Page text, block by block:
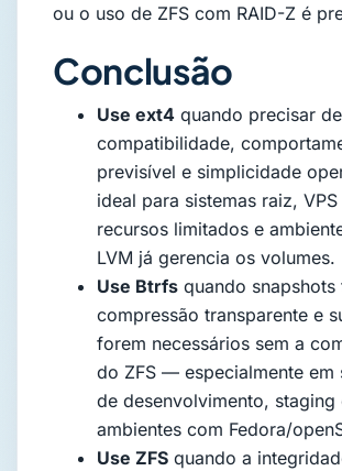
ou o uso de ZFS com RAID-Z é
Conclusão
Use ext4 quando precisar
compatibilidade,
previsível e simplicidade
ideal para sistemas raiz,
recursos limitados e
LVM já gerencia os volumes.
Use Btrfs quando snapshots
compressão transparente e
forem necessários sem a
do ZFS — especialmente em
de desenvolvimento, staging
ambientes com Fedora/
Use ZFS quando a